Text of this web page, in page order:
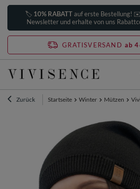
🏷️ 10% RABATTauf erste Bestellung!
Newsletter und erhalte von uns
GRATISVERSAND ab
Zurück Startseite Winter Mützen